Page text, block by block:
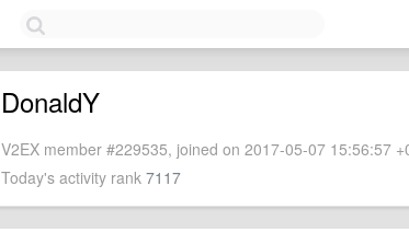
DonaldY
V2EX member #229535, joined on 2017-05-07 15:56:57
Today's activity rank 7117